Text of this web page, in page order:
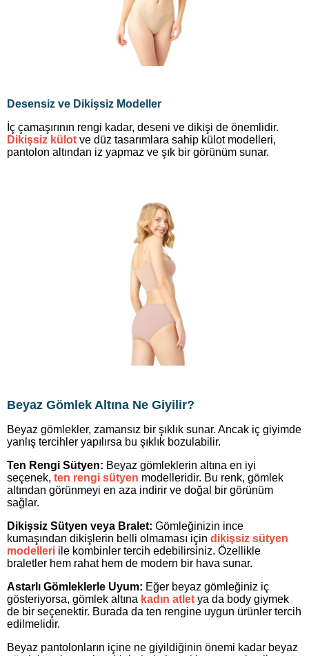
Desensiz ve Dikişsiz Modeller
İç çamaşırının rengi kadar, deseni ve dikişi de önemlidir.
Dikişsiz külot ve düz tasarımlara sahip külot modelleri,
pantolon altından iz yapmaz ve şık bir görünüm sunar.
Beyaz Gömlek Altına Ne Giyilir?
Beyaz gömlekler, zamansız bir şıklık sunar. Ancak iç giyimde
yanlış tercihler yapılırsa bu şıklık bozulabilir.
Ten Rengi Sütyen: Beyaz gömleklerin altına en iyi
seçenek, ten rengi sütyen modelleridir. Bu renk, gömlek
altından görünmeyi en aza indirir ve doğal bir görünüm
sağlar.
Dikişsiz Sütyen veya Bralet: Gömleğinizin ince
kumaşından dikişlerin belli olmaması için dikişsiz sütyen
modelleri ile kombinler tercih edebilirsiniz. Özellikle
braletler hem rahat hem de modern bir hava sunar.
Astarlı Gömleklerle Uyum: Eğer beyaz gömleğiniz iç
gösteriyorsa, gömlek altına kadın atlet ya da body giymek
de bir seçenektir. Burada da ten rengine uygun ürünler tercih
edilmelidir.
Beyaz pantolonların içine ne giyildiğinin önemi kadar beyaz